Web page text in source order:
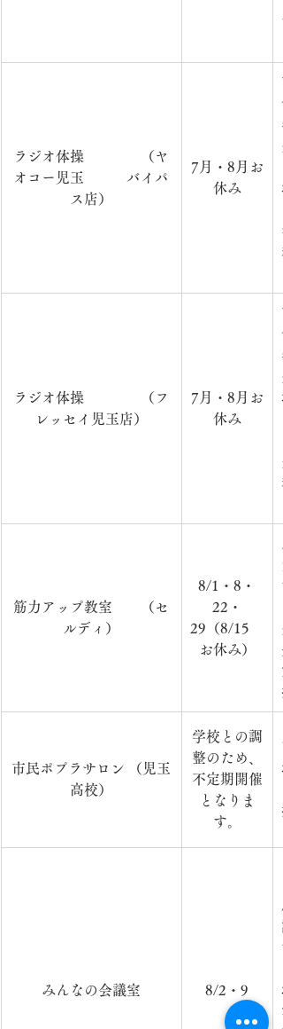
ラジオ体操　　　　（ヤ
オコー児玉　　　バイパ
ス店）
7 月・8月お
休み
ラジオ体操　　　　（フ
レッセイ児玉店）
7 月・8月お
休み
筋力アップ教室　　（セ
ルディ）
8/1・8・
22・
29（8/15
お休み）
市民ポプラサロン （児玉
高校）
学校との調
整のため、
不定期開催
となりま
す。
みんなの会議室 8/2・9